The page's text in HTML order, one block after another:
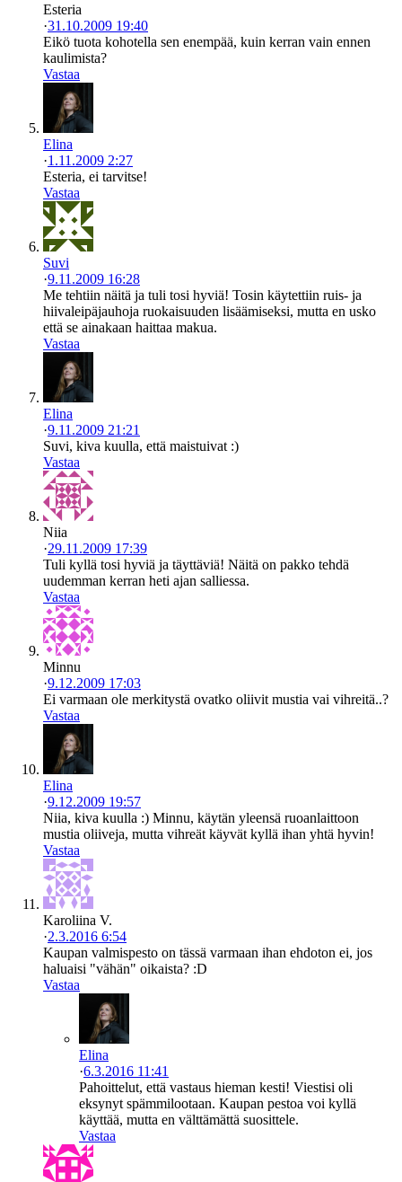
Esteria
·31.10.2009 19:40
Eikö tuota kohotella sen enempää, kuin kerran vain ennen
kaulimista?
Vastaa
Elina
·1.11.2009 2:27
Esteria, ei tarvitse!
Vastaa
Suvi
·9.11.2009 16:28
Me tehtiin näitä ja tuli tosi hyviä! Tosin käytettiin ruis- ja
hiivaleipäjauhoja ruokaisuuden lisäämiseksi, mutta en usko
että se ainakaan haittaa makua.
Vastaa
Elina
·9.11.2009 21:21
Suvi, kiva kuulla, että maistuivat :)
Vastaa
Niia
·29.11.2009 17:39
Tuli kyllä tosi hyviä ja täyttäviä! Näitä on pakko tehdä
uudemman kerran heti ajan salliessa.
Vastaa
Minnu
·9.12.2009 17:03
Ei varmaan ole merkitystä ovatko oliivit mustia vai vihreitä..?
Vastaa
Elina
·9.12.2009 19:57
Niia, kiva kuulla :) Minnu, käytän yleensä ruoanlaittoon
mustia oliiveja, mutta vihreät käyvät kyllä ihan yhtä hyvin!
Vastaa
Karoliina V.
·2.3.2016 6:54
Kaupan valmispesto on tässä varmaan ihan ehdoton ei, jos
haluaisi "vähän" oikaista? :D
Vastaa
Elina
·6.3.2016 11:41
Pahoittelut, että vastaus hieman kesti! Viestisi oli
eksynyt spämmilootaan. Kaupan pestoa voi kyllä
käyttää, mutta en välttämättä suosittele.
Vastaa